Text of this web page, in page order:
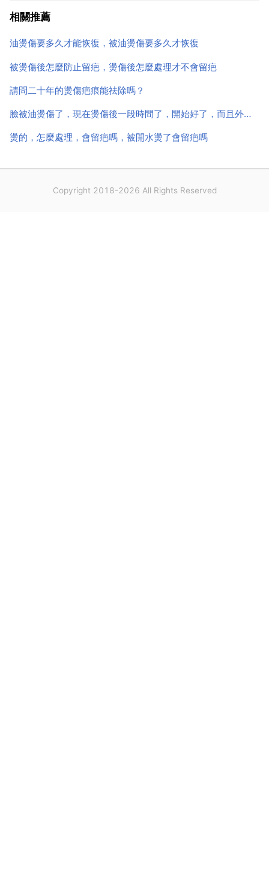
更快些。燙傷其實就是指由無火焰的高溫液體，像沸水
相關推薦
油燙傷要多久才能恢復，被油燙傷要多久才恢復
被燙傷後怎麼防止留疤，燙傷後怎麼處理才不會留疤
請問二十年的燙傷疤痕能祛除嗎？
臉被油燙傷了，現在燙傷後一段時間了，開始好了，而且外面一成黑色的皮開始掉了，請問能洗臉了嗎
燙的，怎麼處理，會留疤嗎，被開水燙了會留疤嗎
Copyright 2018-2026 All Rights Reserved